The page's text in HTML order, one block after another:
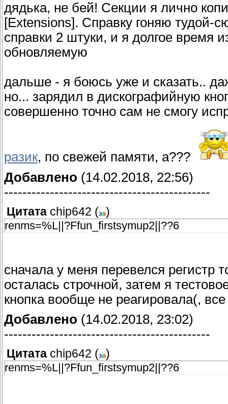
дядька, не бей! Секции я лично
[Extensions]. Справку гоняю тудой-
справки 2 штуки, и я долгое время
обновляемую
дальше - я боюсь уже и сказать..
но... зарядил в дискографийную
совершенно точно сам не смогу
разик, по свежей памяти, а???
Добавлено (14.02.2018, 22:56)
---------------------------------------------
Цитата chip642 ( )
renms=%L||?Ffun_firstsymup2||??6
сначала у меня перевелся регистр
осталась строчной, затем я
кнопка вообще не реагировала(,
Добавлено (14.02.2018, 23:02)
---------------------------------------------
Цитата chip642 ( )
renms=%L||?Ffun_firstsymup2||??6